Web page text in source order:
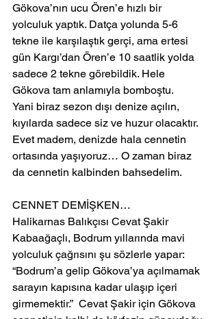
Gökova’nın ucu Ören’e hızlı bir
yolculuk yaptık. Datça yolunda 5-6
tekne ile karşılaştık gerçi, ama ertesi
gün Kargı’dan Ören’e 10 saatlik yolda
sadece 2 tekne görebildik. Hele
Gökova tam anlamıyla bomboştu.
Yani biraz sezon dışı denize açılın,
kıyılarda sadece siz ve huzur olacaktır.
Evet madem, denizde hala cennetin
ortasında yaşıyoruz… O zaman biraz
da cennetin kalbinden bahsedelim.
CENNET DEMİŞKEN…
Halikarnas Balıkçısı Cevat Şakir
Kabaağaçlı, Bodrum yıllarında mavi
yolculuk çağrısını şu sözlerle yapar:
“Bodrum’a gelip Gökova’ya açılmamak
sarayın kapısına kadar ulaşıp içeri
girmemektir.”  Cevat Şakir için Gökova